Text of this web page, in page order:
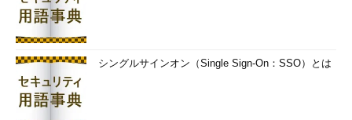
シングルサインオン（Single Sign-On：SSO）とは